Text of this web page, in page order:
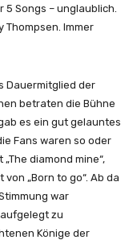
Songs – unglaublich.
Thompsen. Immer
Dauermitglied der
betraten die Bühne
es ein gut gelauntes
Fans waren so oder
diamond mine“,
„Born to go“. Ab da
war
zu
Könige der